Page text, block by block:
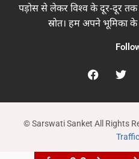
पड़ोस से लेकर विश्व के दूर-दूर
स्रोत। हम अपने भूमिका
© Sarswati Sanket All Rights